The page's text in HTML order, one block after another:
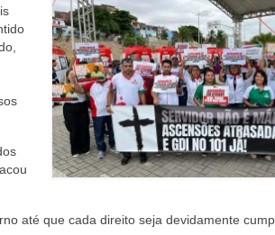
até que cada direito seja devidamente